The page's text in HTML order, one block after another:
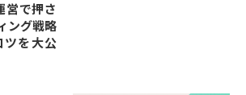
営で押さ
ング戦略
ツを大公